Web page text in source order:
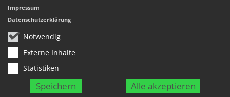
Notwendig
Externe Inhalte
Statistiken
Speichern Alle akzeptieren
Impressum
Datenschutzerklärung